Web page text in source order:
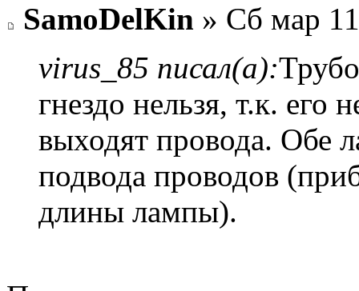
SamoDelKin » Сб мар
virus_85 писал(а):
гнездо нельзя, т.к. его
выходят провода. Обе
подвода проводов
длины лампы).